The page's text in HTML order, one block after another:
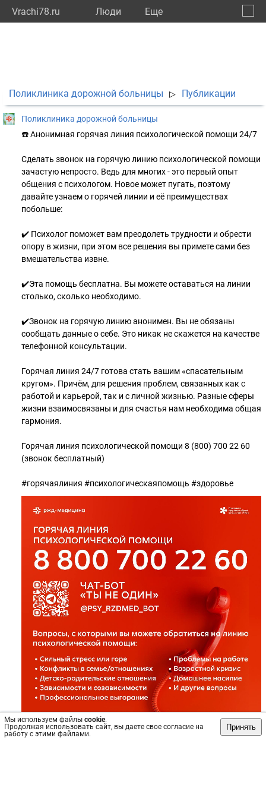
Vrachi78.ru Люди Eще
Мы используем файлы cookie.
Продолжая использовать сайт, вы даете свое согласие на
работу с этими файлами.
Принять
Поликлиника дорожной больницы ▷ Публикации
Поликлиника дорожной больницы
☎️ Анонимная горячая линия психологической помощи 24/7
Сделать звонок на горячую линию психологической помощи
зачастую непросто. Ведь для многих - это первый опыт
общения с психологом. Новое может пугать, поэтому
давайте узнаем о горячей линии и её преимуществах
побольше:
✔️ Психолог поможет вам преодолеть трудности и обрести
опору в жизни, при этом все решения вы примете сами без
вмешательства извне.
✔️Эта помощь бесплатна. Вы можете оставаться на линии
столько, сколько необходимо.
✔️Звонок на горячую линию анонимен. Вы не обязаны
сообщать данные о себе. Это никак не скажется на качестве
телефонной консультации.
Горячая линия 24/7 готова стать вашим «спасательным
кругом». Причём, для решения проблем, связанных как с
работой и карьерой, так и с личной жизнью. Разные сферы
жизни взаимосвязаны и для счастья нам необходима общая
гармония.
Горячая линия психологической помощи 8 (800) 700 22 60
(звонок бесплатный)
#горячаялиния #психологическаяпомощь #здоровье